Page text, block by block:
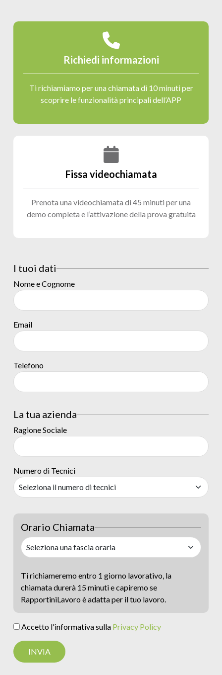
Richiedi informazioni
Ti richiamiamo per una chiamata di 10 minuti per
scoprire le funzionalità principali dell’APP
Fissa videochiamata
Prenota una videochiamata di 45 minuti per una
demo completa e l’attivazione della prova gratuita
I tuoi dati
Nome e Cognome
Email
Telefono
La tua azienda
Ragione Sociale
Numero di Tecnici
Orario Chiamata
Ti richiameremo entro 1 giorno lavorativo, la
chiamata durerà 15 minuti e capiremo se
RapportiniLavoro è adatta per il tuo lavoro.
Accetto l'informativa sulla Privacy Policy